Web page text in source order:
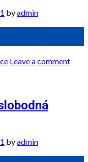
byadmin
Leave a comment
byadmin